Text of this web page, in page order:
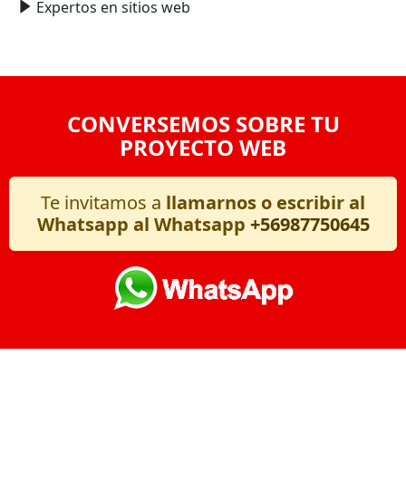
Expertos en sitios web
CONVERSEMOS SOBRE TU
PROYECTO WEB
Te invitamos a llamarnos o escribir al
Whatsapp al Whatsapp +56987750645